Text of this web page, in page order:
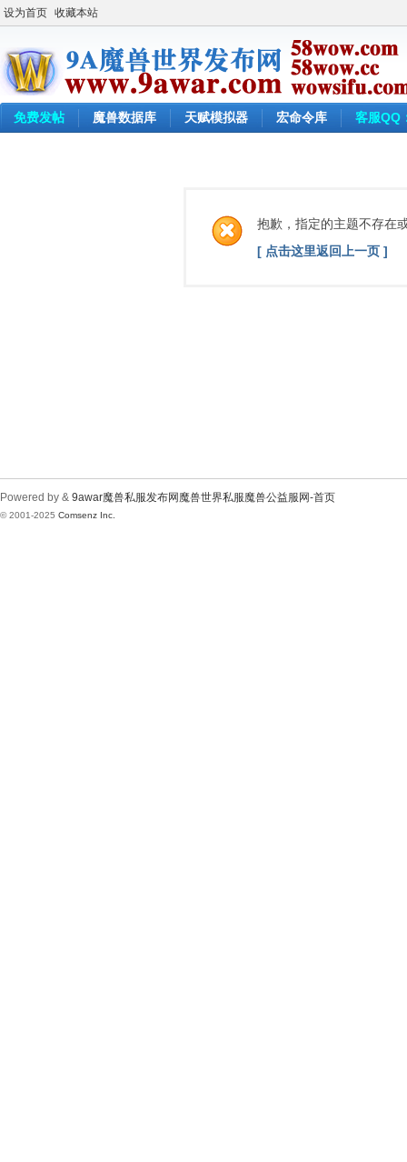
设为首页 收藏本站
免费发帖 魔兽数据库 天赋模拟器 宏命令库 客服QQ
抱歉，指定的主题不存在
[ 点击这里返回上一页 ]
Powered by & 9awar魔兽私服发布网魔兽世界私服魔兽公益服网-首页
© 2001-2025 Comsenz Inc.